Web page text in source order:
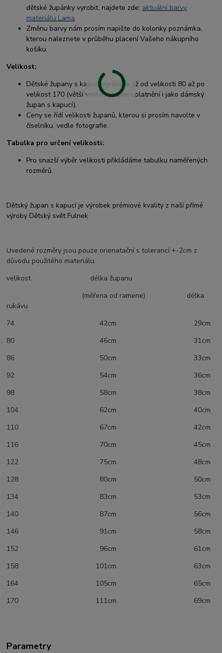
dětské župánky vyrobit, najdete zde: aktuální barvy
materiálu Lama
Změnu barvy nám prosím napište do kolonky poznámka,
kterou naleznete v průběhu placení Vašeho nákupního
košíku.
Velikost:
Dětské župany s kapucí vyrábíme již od velikosti 80 až po
velikost 170 (větší velikost najde uplatnění i jako dámský
župan s kapucí).
Ceny se řídí velikosti županů, kterou si prosím navolte v
číselníku, vedle fotografie.
Tabulka pro určení velikosti:
Pro snazší výběr velikosti přikládáme tabulku naměřených
rozměrů.
Dětský župan s kapucí je výrobek prémiové kvality z naší přímé
výroby Dětský svět Fulnek
Uvedené rozměry jsou pouze orienatační s tolerancí +-2cm z
důvodu použitého materiálu.
velikost délka županu
(měřena od ramene) délka
rukávu
74 42cm 29cm
80 46cm 31cm
86 50cm 33cm
92 54cm 36cm
98 58cm 38cm
104 62cm 40cm
110 67cm 42cm
116 70cm 45cm
122 75cm 48cm
128 80cm 50cm
134 83cm 53cm
140 87cm 56cm
146 91cm 58cm
152 96cm 61cm
158 101cm 63cm
164 105cm 65cm
170 111cm 69cm
Parametry